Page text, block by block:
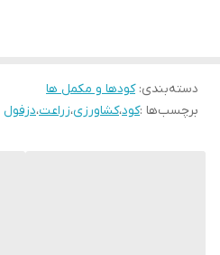
دسته‌بندی:کودها و مکمل ها
برچسب‌ها :کود،کشاورزی،زراعت،دزفول